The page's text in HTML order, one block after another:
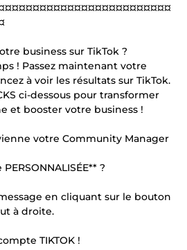
business sur TikTok ?
! Passez maintenant votre
à voir les résultats sur TikTok.
ci-dessous pour transformer
et booster votre business !
votre Community Manager
?
en cliquant sur le bouton
à droite.
TIKTOK !